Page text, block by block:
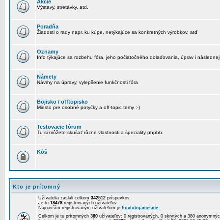
Akcie
Výstavy, stretávky, atd.
Poradňa
Žiadosti o rady napr. ku kúpe, netýkajúce sa konkretných výrobkov, atď
Oznamy
Info týkajúce sa rozbehu fóra, jeho počiatočného dolaďovania, úprav i následnej
Námety
Návrhy na úpravy, vylepšenie funkčnosti fóra
Bojisko / offtopisko
Miesto pre osobné potyčky a off-topic temy :-)
Testovacie fórum
Tu si môžete skušať rôzne vlastnosti a špeciality phpbb.
Kôš
Kto je prítomný
Užívatelia zaslali celkom 342512 príspevkov.
Je tu 18478 registrovaných užívateľov.
Najnovším registrovaným užívateľom je hitclubgamesme.
Celkom je tu prítomných 380 užívateľov: 0 registrovaných, 0 skrytých a 380